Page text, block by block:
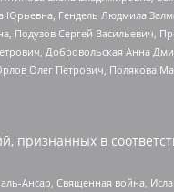
Юрьевна, Гендель Людмила
Сергей Васильевич,
Добровольская Анна
Олег Петрович, Полякова
в
Ансар, Священная война,